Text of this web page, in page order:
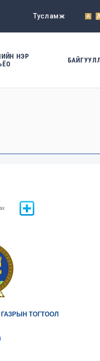
Тусламж A
НЭР
ТОГТООЛ